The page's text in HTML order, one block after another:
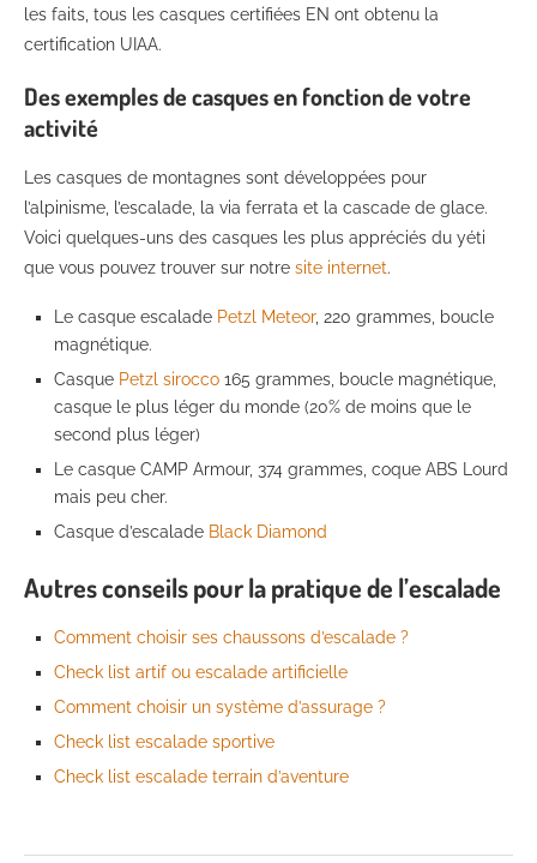
les faits, tous les casques certifiées EN ont obtenu la
certification UIAA.
Des exemples de casques en fonction de votre
activité
Les casques de montagnes sont développées pour
l’alpinisme, l’escalade, la via ferrata et la cascade de glace.
Voici quelques-uns des casques les plus appréciés du yéti
que vous pouvez trouver sur notre site internet.
Le casque escalade Petzl Meteor, 220 grammes, boucle
magnétique.
Casque Petzl sirocco 165 grammes, boucle magnétique,
casque le plus léger du monde (20% de moins que le
second plus léger)
Le casque CAMP Armour, 374 grammes, coque ABS Lourd
mais peu cher.
Casque d’escalade Black Diamond
Autres conseils pour la pratique de l’escalade
Comment choisir ses chaussons d’escalade ?
Check list artif ou escalade artificielle
Comment choisir un système d’assurage ?
Check list escalade sportive
Check list escalade terrain d’aventure